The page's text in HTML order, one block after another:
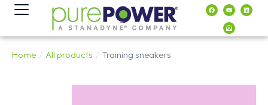
contenido
You are here:
Home All products Training sneakers